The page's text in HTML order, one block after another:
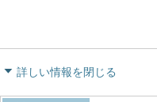
詳しい情報を閉じる